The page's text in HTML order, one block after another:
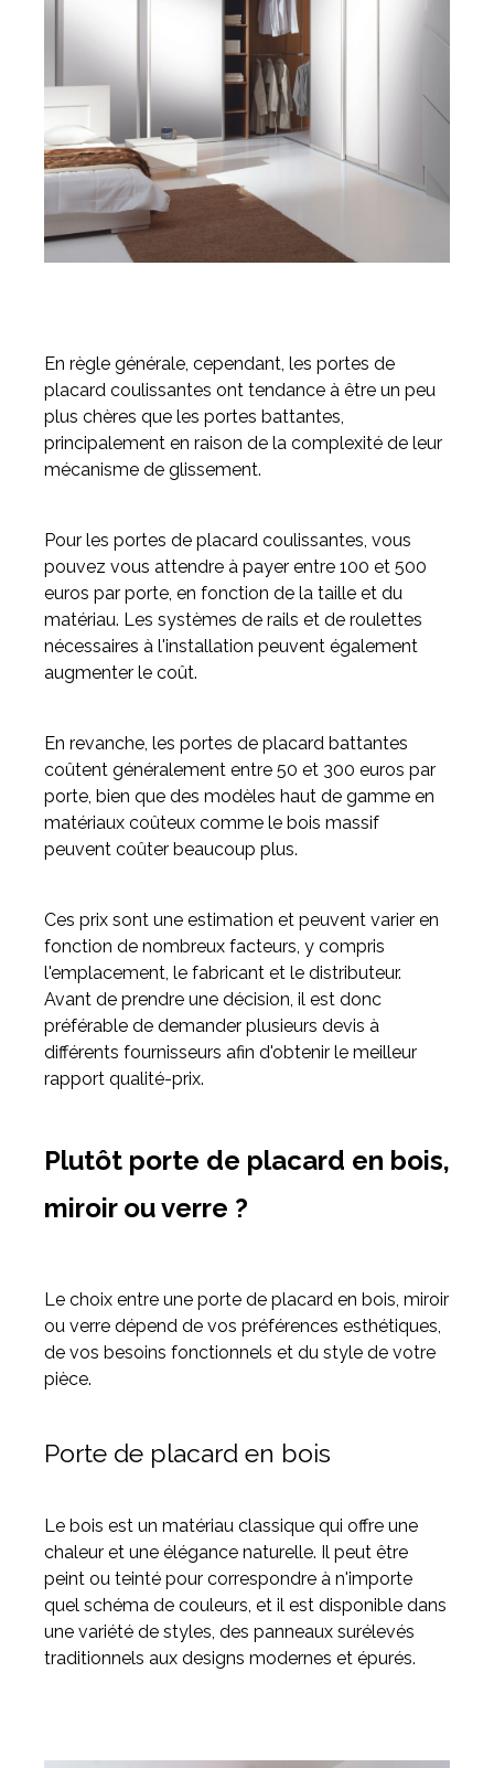
En règle générale, cependant, les portes de
placard coulissantes ont tendance à être un peu
plus chères que les portes battantes,
principalement en raison de la complexité de leur
mécanisme de glissement.
Pour les portes de placard coulissantes, vous
pouvez vous attendre à payer entre 100 et 500
euros par porte, en fonction de la taille et du
matériau. Les systèmes de rails et de roulettes
nécessaires à l'installation peuvent également
augmenter le coût.
En revanche, les portes de placard battantes
coûtent généralement entre 50 et 300 euros par
porte, bien que des modèles haut de gamme en
matériaux coûteux comme le bois massif
peuvent coûter beaucoup plus.
Ces prix sont une estimation et peuvent varier en
fonction de nombreux facteurs, y compris
l'emplacement, le fabricant et le distributeur.
Avant de prendre une décision, il est donc
préférable de demander plusieurs devis à
différents fournisseurs afin d'obtenir le meilleur
rapport qualité-prix.
Plutôt porte de placard en bois,
miroir ou verre ?
Le choix entre une porte de placard en bois, miroir
ou verre dépend de vos préférences esthétiques,
de vos besoins fonctionnels et du style de votre
pièce.
Porte de placard en bois
Le bois est un matériau classique qui offre une
chaleur et une élégance naturelle. Il peut être
peint ou teinté pour correspondre à n'importe
quel schéma de couleurs, et il est disponible dans
une variété de styles, des panneaux surélevés
traditionnels aux designs modernes et épurés.